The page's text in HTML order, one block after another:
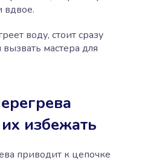
вдвое.
воду, стоит сразу
вызвать мастера для
избежать
приводит к цепочке